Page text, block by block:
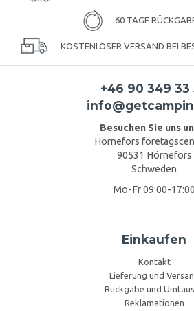
60 TAGE
KOSTENLOSER VERSAND BEI
+46 90 349 33
Besuchen Sie uns
Hörnefors
90531 Hörnefors
Schweden
Mo-Fr 09:00-17:00
Einkaufen
Kontakt
Lieferung und
Rückgabe und
Reklamationen